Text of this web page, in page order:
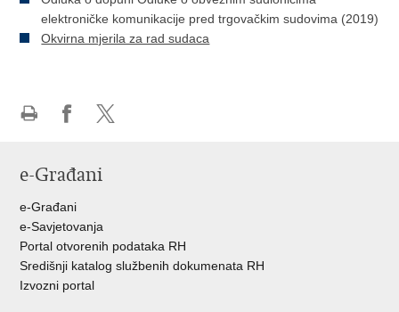
elektroničke komunikacije pred trgovačkim sudovima (2019)
Okvirna mjerila za rad sudaca
FacebookuTwitteru
e-Građani
e-Građani
e-Savjetovanja
Portal otvorenih podataka RH
Središnji katalog službenih dokumenata RH
Izvozni portal